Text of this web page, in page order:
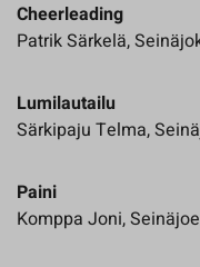
Cheerleading
Patrik Särkelä,
Lumilautailu
Särkipaju Telma,
Paini
Komppa Joni,